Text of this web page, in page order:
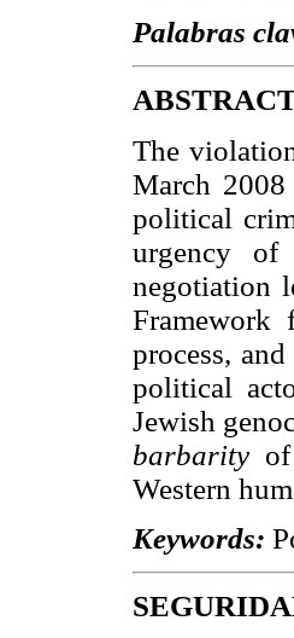
Palabras
The
March
political
urgency of
negotiation
Framework
process,
political
Jewish
barbarity
Western
Keywords: